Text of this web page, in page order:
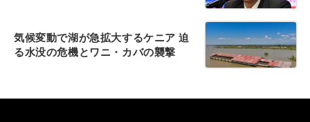
気候変動で湖が急拡大するケニア 迫
る水没の危機とワニ・カバの襲撃